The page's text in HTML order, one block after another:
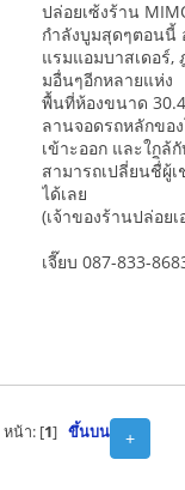
ปล่อยเซ้งร้าน
กำลังบูมสุดๆตอนนี้
แรมแอมบาสเดอร์,
มอื่นๆอีกหลายแห่ง
พื้นที่ห้องขนาด
ลานจอดรถหลักขอ
เข้าะออก และใกล้
สามารถเปลี่ยนชื่ิผู้
ได้เลย
(เจ้าของร้านปล่อย
เจี๊ยบ 087-833-
+
หน้า: [1] ขึ้นบน